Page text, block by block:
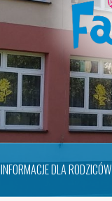
INFORMACJE DLA RODZICÓW